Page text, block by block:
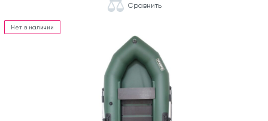
Сравнить
Нет в наличии